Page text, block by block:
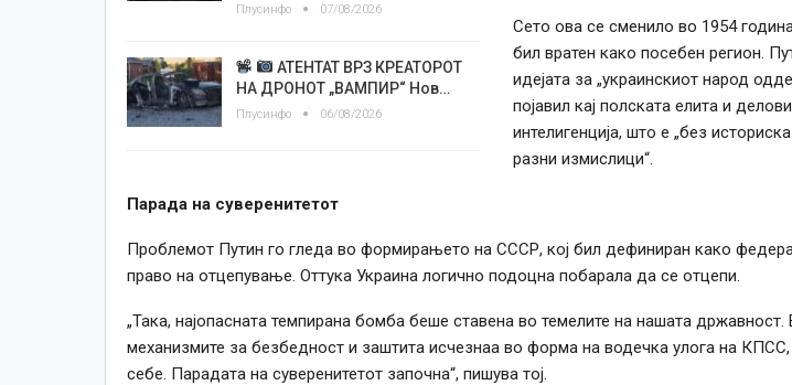
Плусинфо 07/08/2026
АТЕНТАТ ВРЗ КРЕАТОРОТ
НА ДРОНОТ „ВАМПИР“ Нов…
Плусинфо 06/08/2026
Сето ова се сменило во 1954
бил вратен како посебен регион.
идејата за „украинскиот народ
појавил кај полската елита и
интелигенција, што е „без
разни измислици“.
Парада на суверенитетот
Проблемот Путин го гледа во формирањето на СССР, кој бил дефиниран како
право на отцепување. Оттука Украина логично подоцна побарала да се отцепи.
„Така, најопасната темпирана бомба беше ставена во темелите на нашата
механизмите за безбедност и заштита исчезнаа во форма на водечка улога на КПСС,
себе. Парадата на суверенитетот започна“, пишува тој.